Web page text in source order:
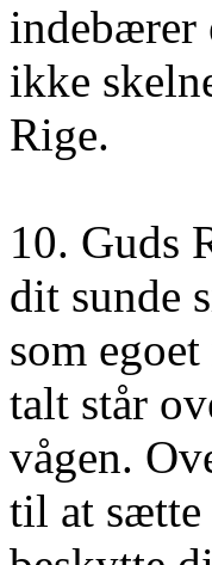
indebærer
ikke
Rige.
10. Guds
dit sunde
som
talt står
vågen.
til at sætte